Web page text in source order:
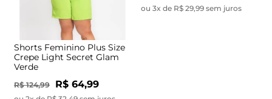
Shorts Feminino Plus Size
Crepe Light Secret Glam
Verde
R$ 124,99 R$ 64,99
ou 3x de R$ 29,99 sem juros